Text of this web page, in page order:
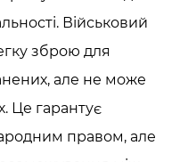
Військовий
зброю для
але не може
Це гарантує
правом, але